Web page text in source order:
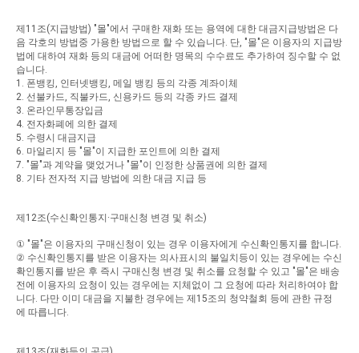
제11 조(지급방법) "몰"에서 구매한 재화 또는 용역에 대한 대금지급방법은 다
음 각호의 방법중 가용한 방법으로 할 수 있습니다 단 , "몰"은 이용자의 지급방
법에 대하여 재화 등의 대금에 어떠한 명목의 수수료도 추가하여 징수할 수 없
습니다
1. 폰뱅킹 인터넷뱅킹 메일 뱅킹 등의 각종 계좌이체
2. 선불카드 직불카드 신용카드 등의 각종 카드 결제
3. 온라인무통장입금
4. 전자화폐에 의한 결제
5. 수령시 대금지급
6. 마일리지 등 "몰"이 지급한 포인트에 의한 결제
7. "몰"과 계약을 맺었거나 "몰"이 인정한 상품권에 의한 결제
8. 기타 전자적 지급 방법에 의한 대금 지급 등
제12조(수신확인통지 ·구매신청 변경 및 취소)
① "몰"은 이용자의 구매신청이 있는 경우 이용자에게 수신확인통지를 합니다
② 수신확인통지를 받은 이용자는 의사표시의 불일치등이 있는 경우에는 수신
확인통지를 받은 후 즉시 구매신청 변경 및 취소를 요청할 수 있고 "몰"은 배송
전에 이용자의 요청이 있는 경우에는 지체없이 그 요청에 따라 처리하여야 합
니다 다만 이미 대금을 지불한 경우에는 제15조의 청약철회 등에 관한 규정
에 따릅니다